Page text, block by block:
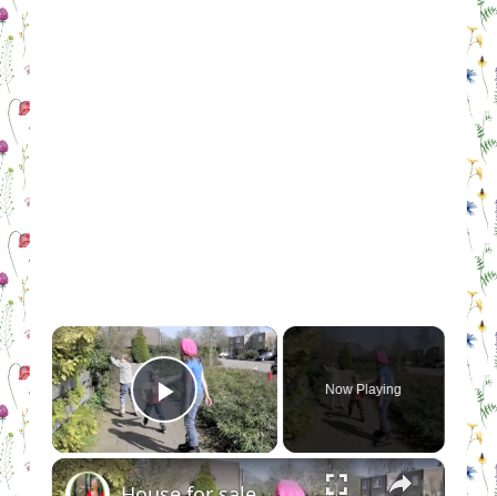
×
Play Video
Now Playing
×